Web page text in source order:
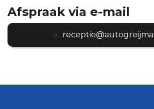
Afspraak via e-mail